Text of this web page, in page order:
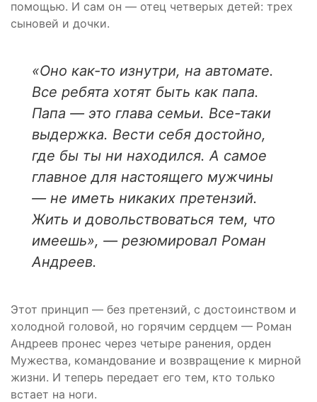
помощью. И сам он — отец четверых детей: трех
сыновей и дочки.
«Оно как-то изнутри, на автомате.
Все ребята хотят быть как папа.
Папа — это глава семьи. Все-таки
выдержка. Вести себя достойно,
где бы ты ни находился. А самое
главное для настоящего мужчины
— не иметь никаких претензий.
Жить и довольствоваться тем, что
имеешь», — резюмировал Роман
Андреев.
Этот принцип — без претензий, с достоинством и
холодной головой, но горячим сердцем — Роман
Андреев пронес через четыре ранения, орден
Мужества, командование и возвращение к мирной
жизни. И теперь передает его тем, кто только
встает на ноги.